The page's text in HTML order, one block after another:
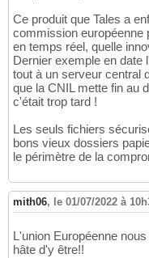
Ce produit que Tales a
commission européenne
en temps réel, quelle
Dernier exemple en date
tout à un serveur central
que la CNIL mette fin au
c'était trop tard !
Les seuls fichiers
bons vieux dossiers
le périmètre de la
mith06, le 01/07/2022 à
L'union Européenne
hâte d'y être!!